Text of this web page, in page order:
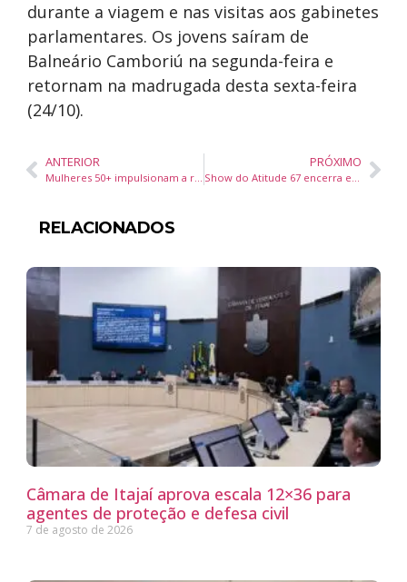
durante a viagem e nas visitas aos gabinetes
parlamentares. Os jovens saíram de
Balneário Camboriú na segunda-feira e
retornam na madrugada desta sexta-feira
(24/10).
ANTERIOR
Mulheres 50+ impulsionam a revolução do empreendedorismo feminino e da economia prateada
PRÓXIMO
Show do Atitude 67 encerra edição histórica do Camarote Spaten 2025 na Oktoberfest de Blumenau
RELACIONADOS
Câmara de Itajaí aprova escala 12×36 para
agentes de proteção e defesa civil
7 de agosto de 2026